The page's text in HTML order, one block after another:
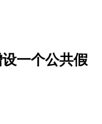
设一个公共假